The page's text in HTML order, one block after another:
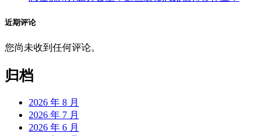
近期评论
您尚未收到任何评论。
归档
2026 年 8 月
2026 年 7 月
2026 年 6 月